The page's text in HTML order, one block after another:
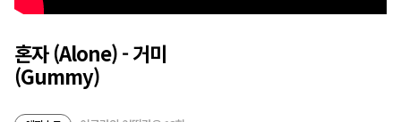
혼자 (Alone) - 거미
(Gummy)